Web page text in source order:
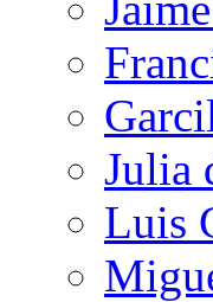
Julia
Luis